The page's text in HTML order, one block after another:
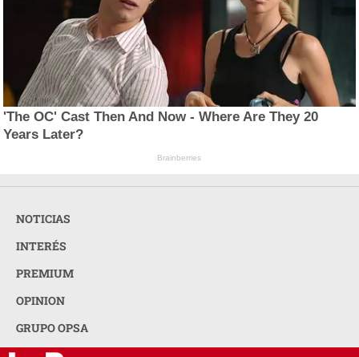
'The OC' Cast Then And Now - Where Are They 20
Years Later?
Brainberries
NOTICIAS
INTERÉS
PREMIUM
OPINION
GRUPO OPSA